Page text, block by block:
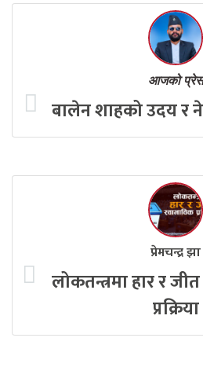
आजको प्रेस
बालेन शाहको उदय र
प्रेमचन्द्र झा
लोकतन्त्रमा हार र
प्रक्रिया